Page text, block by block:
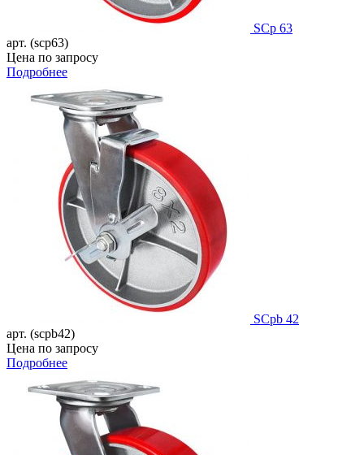
SCp 63
арт. (scp63)
Цена по запросу
Подробнее
SCpb 42
арт. (scpb42)
Цена по запросу
Подробнее